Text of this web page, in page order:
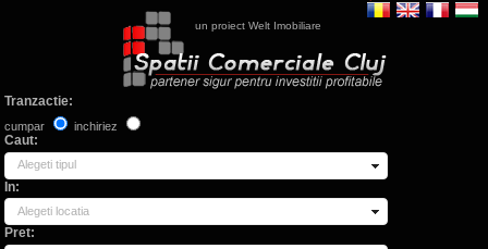
un proiect Welt Imobiliare
Tranzactie:
cumpar inchiriez
Caut:
Alegeti tipul
In:
Alegeti locatia
Pret: